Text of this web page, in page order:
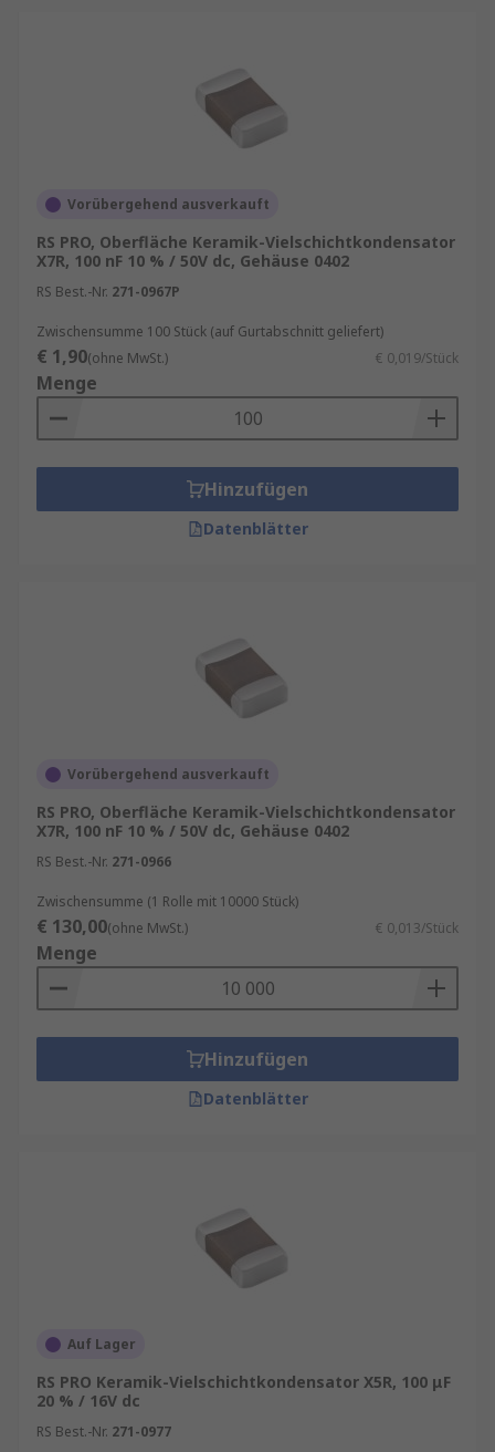
Vorübergehend ausverkauft
RS PRO, Oberfläche Keramik-Vielschichtkondensator
X7R, 100 nF 10 % / 50V dc, Gehäuse 0402
RS Best.-Nr. 271-0967P
Zwischensumme 100 Stück (auf Gurtabschnitt geliefert)
€ 1,90(ohne MwSt.) € 0,019/Stück
Menge
Hinzufügen
Datenblätter
Vorübergehend ausverkauft
RS PRO, Oberfläche Keramik-Vielschichtkondensator
X7R, 100 nF 10 % / 50V dc, Gehäuse 0402
RS Best.-Nr. 271-0966
Zwischensumme (1 Rolle mit 10000 Stück)
€ 130,00(ohne MwSt.) € 0,013/Stück
Menge
Hinzufügen
Datenblätter
Auf Lager
RS PRO Keramik-Vielschichtkondensator X5R, 100 μF
20 % / 16V dc
RS Best.-Nr. 271-0977